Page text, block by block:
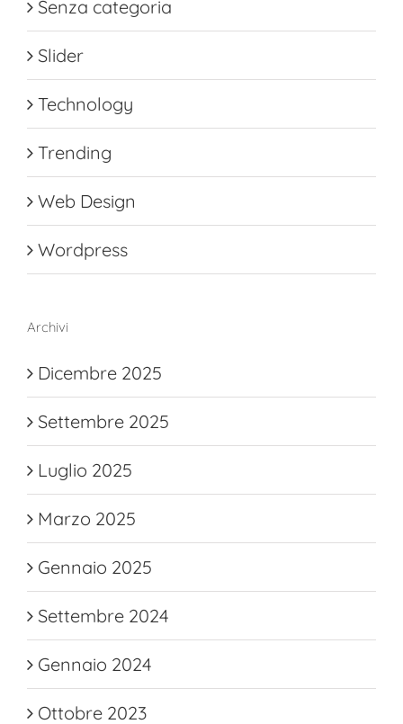
Senza categoria
Slider
Technology
Trending
Web Design
Wordpress
Archivi
Dicembre 2025
Settembre 2025
Luglio 2025
Marzo 2025
Gennaio 2025
Settembre 2024
Gennaio 2024
Ottobre 2023